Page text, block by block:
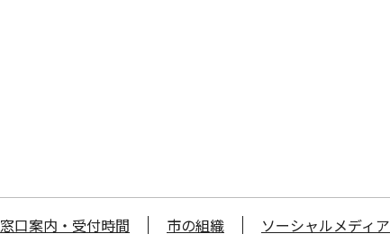
窓口案内・受付時間 市の組織 ソーシャルメディア